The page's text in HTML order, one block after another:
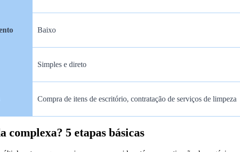
Baixo
Simples e direto
Compra de itens de escritório, contratação de serviços de limpeza
complexa? 5 etapas básicas